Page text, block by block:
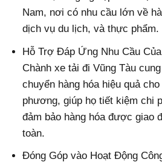
Nam, nơi có nhu cầu lớn về
dịch vụ du lịch, và thực phẩm.
Hỗ Trợ Đáp Ứng Nhu Cầu
Chành xe tải đi Vũng Tàu
chuyển hàng hóa hiệu quả
phương, giúp họ tiết kiệm chi
đảm bảo hàng hóa được giao
toàn.
Đóng Góp vào Hoạt Động